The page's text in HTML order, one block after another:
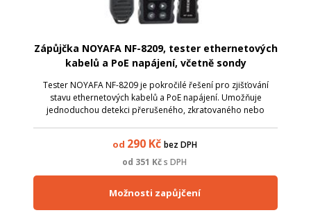
Zápůjčka NOYAFA NF-8209, tester ethernetových
kabelů a PoE napájení, včetně sondy
Tester NOYAFA NF-8209 je pokročilé řešení pro zjišťování
stavu ethernetových kabelů a PoE napájení. Umožňuje
jednoduchou detekci přerušeného, zkratovaného nebo
od 290Kč bez DPH
od 351 Kčs DPH
Možnosti zapůjčení